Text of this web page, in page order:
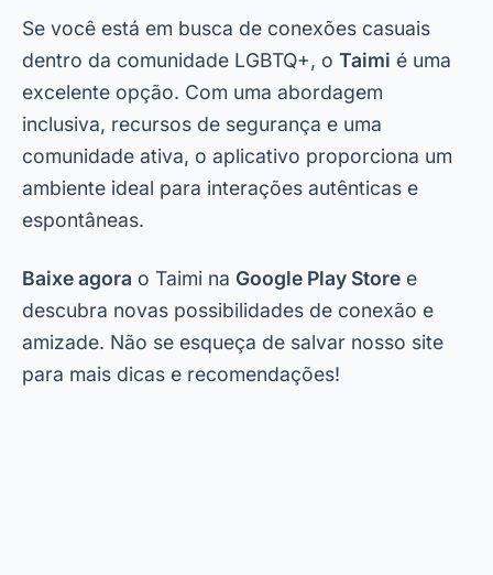
Se você está em busca de conexões casuais
dentro da comunidade LGBTQ+, o Taimi é uma
excelente opção. Com uma abordagem
inclusiva, recursos de segurança e uma
comunidade ativa, o aplicativo proporciona um
ambiente ideal para interações autênticas e
espontâneas.
Baixe agora o Taimi na Google Play Store e
descubra novas possibilidades de conexão e
amizade. Não se esqueça de salvar nosso site
para mais dicas e recomendações!